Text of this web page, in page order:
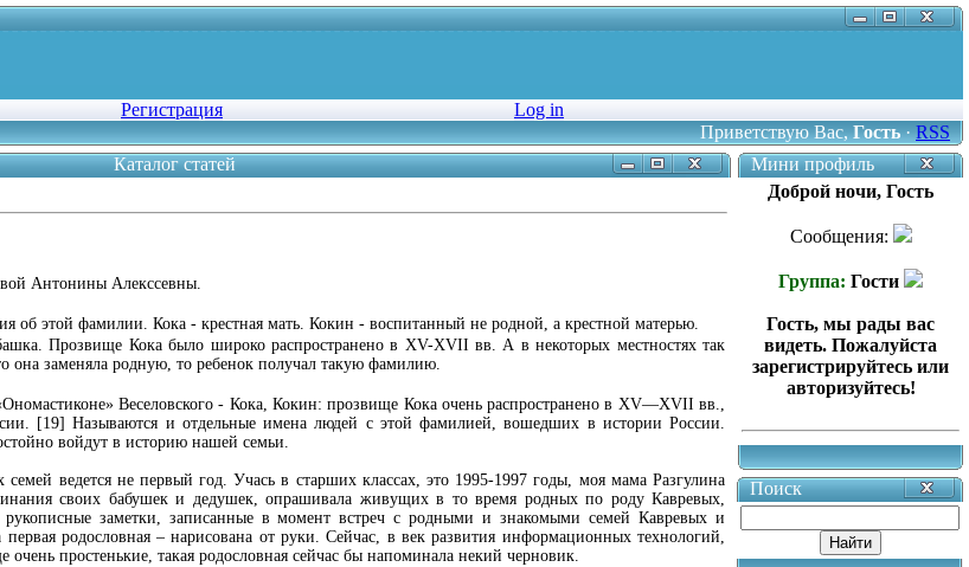
Регистрация
Log in
Приветствую Вас,Гость·RSS
Каталог статей
Антонины Алекссевны.
об этой фамилии. Кока - крестная мать. Кокин - воспитанный не родной, а крестной матерью.
Прозвище Кока было широко распространено в XV-XVII вв. А в некоторых местностях так
она заменяла родную, то ребенок получал такую фамилию.
Веселовского - Кока, Кокин: прозвище Кока очень распространено в XV—XVII вв.,
[19] Называются и отдельные имена людей с этой фамилией, вошедших в истории России.
войдут в историю нашей семьи.
ведется не первый год. Учась в старших классах, это 1995-1997 годы, моя мама Разгулина
своих бабушек и дедушек, опрашивала живущих в то время родных по роду Кавревых,
заметки, записанные в момент встреч с родными и знакомыми семей Кавревых и
родословная – нарисована от руки. Сейчас, в век развития информационных технологий,
простенькие, такая родословная сейчас бы напоминала некий черновик.
Мини профиль
Доброй ночи, Гость
Сообщения:
Группа: Гости
Гость, мы рады вас
видеть. Пожалуйста
зарегистрируйтесь или
авторизуйтесь!
Поиск